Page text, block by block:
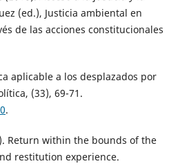
(ed.), Justicia ambiental en
de las acciones constitucionales
aplicable a los desplazados por
(33), 69-71.
.
Return within the bounds of the
restitution experience.